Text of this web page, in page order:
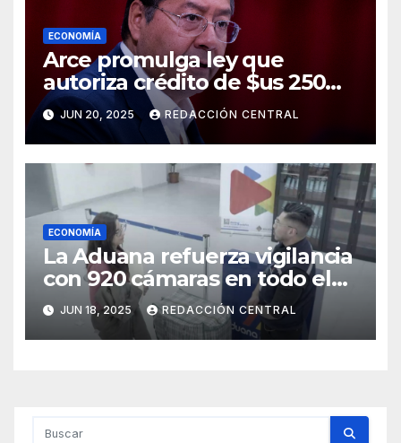
ECONOMÍA
Arce promulga ley que
autoriza crédito de $us 250
millones del BID para
emergencias
JUN 20, 2025 REDACCIÓN CENTRAL
ECONOMÍA
La Aduana refuerza vigilancia
con 920 cámaras en todo el
país
JUN 18, 2025 REDACCIÓN CENTRAL